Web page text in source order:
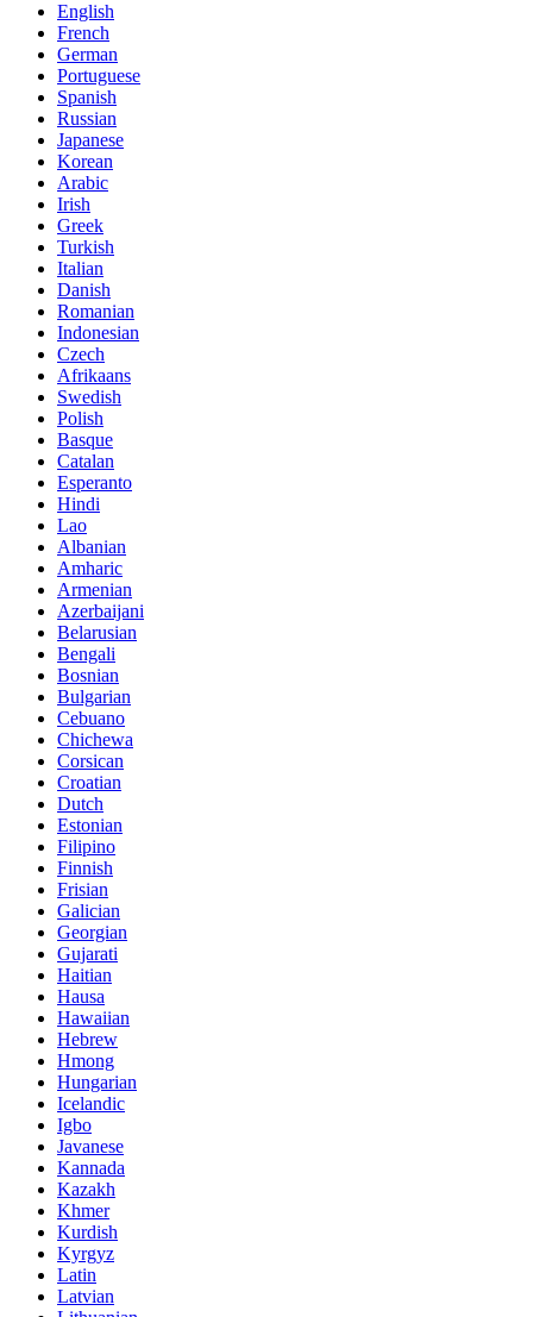
English
French
German
Portuguese
Spanish
Russian
Japanese
Korean
Arabic
Irish
Greek
Turkish
Italian
Danish
Romanian
Indonesian
Czech
Afrikaans
Swedish
Polish
Basque
Catalan
Esperanto
Hindi
Lao
Albanian
Amharic
Armenian
Azerbaijani
Belarusian
Bengali
Bosnian
Bulgarian
Cebuano
Chichewa
Corsican
Croatian
Dutch
Estonian
Filipino
Finnish
Frisian
Galician
Georgian
Gujarati
Haitian
Hausa
Hawaiian
Hebrew
Hmong
Hungarian
Icelandic
Igbo
Javanese
Kannada
Kazakh
Khmer
Kurdish
Kyrgyz
Latin
Latvian